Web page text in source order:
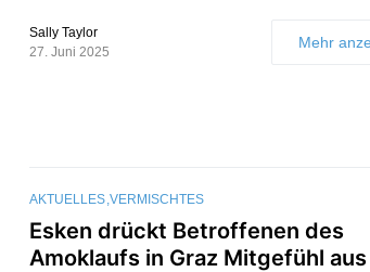
Sally Taylor
27. Juni 2025
Mehr
AKTUELLES VERMISCHTES
Esken drückt Betroffenen des
Amoklaufs in Graz Mitgefühl aus